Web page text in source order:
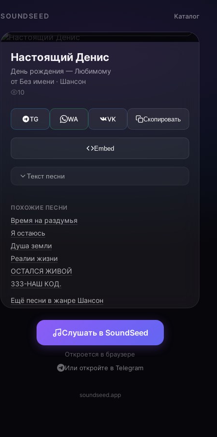
SOUNDSEED Каталог
Настоящий Денис
День рождения — Любимому
от Без имени · Шансон
10
TG WA VK Скопировать
Embed
Текст песни
Сегодня праздник дома, Денис, твой день
настал,
Ты самый-самый лучший, усталость мир
прогнал.
Мы вместе поздравляем, обнимем
поскорей,
Пусть жизнь идёт красиво в кругу твоих
ПОХОЖИЕ ПЕСНИ
Время на раздумья
Я остаюсь
Душа земли
Реалии жизни
ОСТАЛСЯ ЖИВОЙ
333-НАШ КОД.
Ещё песни в жанре Шансон
Слушать в SoundSeed
Откроется в браузере
Или откройте в Telegram
soundseed.app